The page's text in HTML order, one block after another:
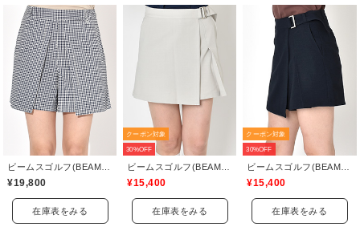
¥19,800
在庫表をみる
クーポン対象
30%OFF
¥15,400
在庫表をみる
クーポン対象
30%OFF
¥15,400
在庫表をみる